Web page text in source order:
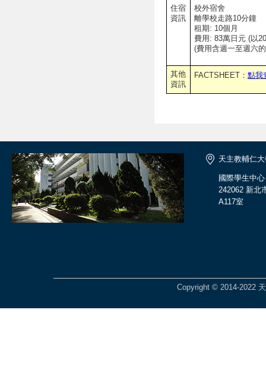
住宿
資訊
校外宿舍
離學校走路10分鐘
租期: 10個月
費用: 83萬日元 (以
(費用含週一至週六
其他
資訊
FACTSHEET：點我
天主教輔仁
國際學生中心
242062 新北
A117室
Copyright © 2014-2022